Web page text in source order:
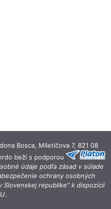
Bosca, Miletičova 7, 821 08
beží s podporou
údaje podľa zásad v súlade
ochrany osobných
Slovenskej republike" k dispozícii
.